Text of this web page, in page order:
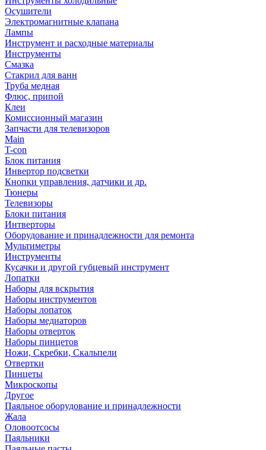
Осушители
Электромагнитные клапана
Лампы
Инструмент и расходные материалы
Инструменты
Смазка
Стакрил для ванн
Труба медная
Флюс, припой
Клеи
Комиссионный магазин
Запчасти для телевизоров
Main
T-con
Блок питания
Инвертор подсветки
Кнопки управления, датчики и др.
Тюнеры
Телевизоры
Блоки питания
Интверторы
Оборудование и принадлежности для ремонта
Мультиметры
Инструменты
Кусачки и другой губцевый инструмент
Лопатки
Наборы для вскрытия
Наборы инструментов
Наборы лопаток
Наборы медиаторов
Наборы отверток
Наборы пинцетов
Ножи, Скребки, Скальпели
Отвертки
Пинцеты
Микроскопы
Другое
Паяльное оборудование и принадлежности
Жала
Оловоотсосы
Паяльники